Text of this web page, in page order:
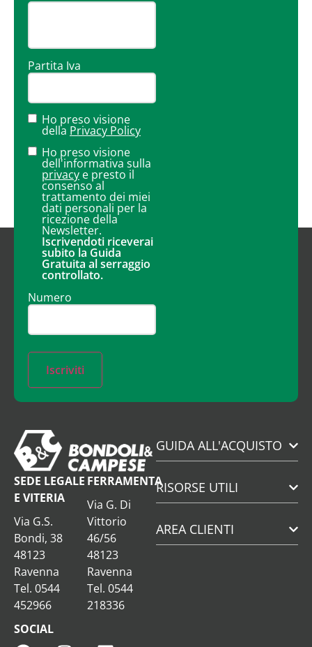
Partita Iva
Ho preso visione
della Privacy Policy
Ho preso visione
dell'informativa sulla
privacy e presto il
consenso al
trattamento dei miei
dati personali per la
ricezione della
Newsletter.
Iscrivendoti riceverai
subito la Guida
Gratuita al serraggio
controllato.
Numero
Iscriviti
SEDE LEGALE
E VITERIA
Via G.S.
Bondi, 38
48123
Ravenna
Tel. 0544
452966
FERRAMENTA
Via G. Di
Vittorio
46/56
48123
Ravenna
Tel. 0544
218336
SOCIAL
GUIDA ALL'ACQUISTO
RISORSE UTILI
AREA CLIENTI